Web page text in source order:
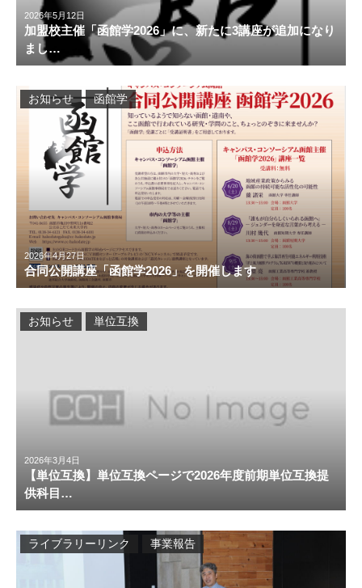
2026年5月12日
加盟校主催「函館学2026」に、新たに3講座が追加になり
まし…
2026年4月27日
合同公開講座「函館学2026」を開催します
お知らせ 函館学
2026年3月4日
【単位互換】単位互換ページで2026年度前期単位互換提
供科目…
お知らせ 単位互換
ライブラリーリンク 事業報告